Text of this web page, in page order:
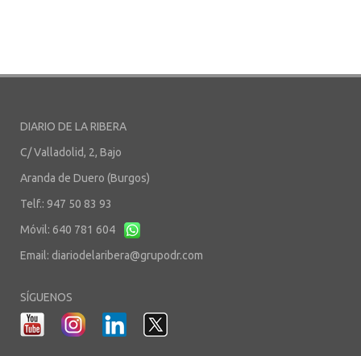
DIARIO DE LA RIBERA
C/ Valladolid, 2, Bajo
Aranda de Duero (Burgos)
Telf.: 947 50 83 93
Móvil: 640 781 604
Email: diariodelaribera@grupodr.com
SÍGUENOS